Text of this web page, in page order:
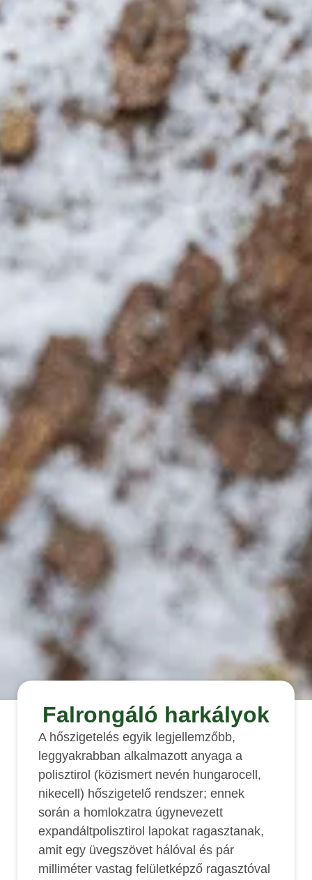
Falrongáló harkályok
A hőszigetelés egyik legjellemzőbb,
leggyakrabban alkalmazott anyaga a
polisztirol (közismert nevén hungarocell,
nikecell) hőszigetelő rendszer; ennek
során a homlokzatra úgynevezett
expandáltpolisztirol lapokat ragasztanak,
amit egy üvegszövet hálóval és pár
milliméter vastag felületképző ragasztóval